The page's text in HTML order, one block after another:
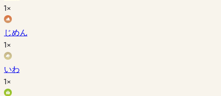
1×
じめん
1×
いわ
1×